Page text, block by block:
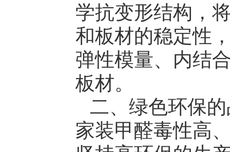
学抗变形结构，
和板材的稳定性
弹性模量、内结
板材。
二、绿色环保
家装甲醛毒性高